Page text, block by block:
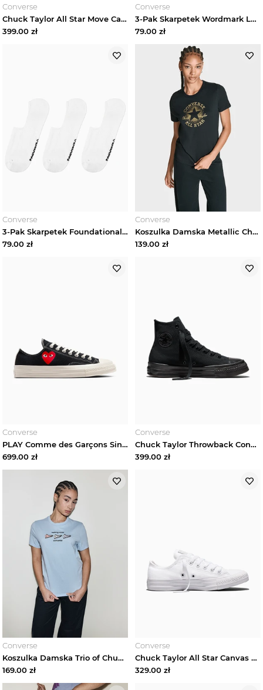
Converse
Chuck Taylor All Star Move Canvas Platform Converse Czarny
399.00 zł
Converse
3-Pak Skarpetek Wordmark Low Converse Czarny
79.00 zł
Converse
3-Pak Skarpetek Foundational Liner Converse Biały
79.00 zł
Converse
Koszulka Damska Metallic Chuck Taylor Converse Converse Czarny
139.00 zł
Converse
PLAY Comme des Garçons Single Heart Chuck 70 Converse Czarny
699.00 zł
Converse
Chuck Taylor Throwback Converse
399.00 zł
Converse
Koszulka Damska Trio of Chucks Converse
169.00 zł
Converse
Chuck Taylor All Star Canvas Converse Biały
329.00 zł